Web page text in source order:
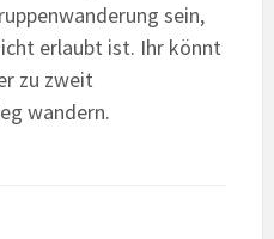
sein,
erlaubt ist. Ihr könnt
zu zweit
wandern.